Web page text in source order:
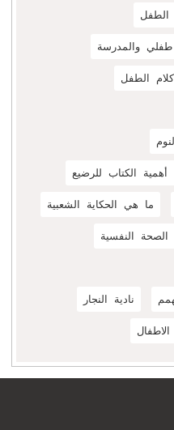
الطفل
طفلي والمدرسة
كلام الطفل
أهمية الكتاب للرضيع
ما هي الحكاية الشعبية
النفسية
نادية النجار